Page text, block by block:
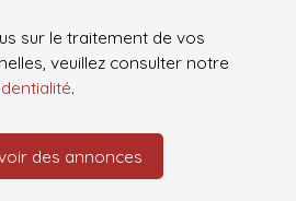
sur le traitement de vos
veuillez consulter notre
.
des annonces